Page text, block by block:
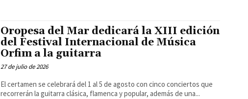
Oropesa del Mar dedicará la XIII edición
del Festival Internacional de Música
Orfim a la guitarra
27 de julio de 2026
El certamen se celebrará del 1 al 5 de agosto con cinco conciertos que
recorrerán la guitarra clásica, flamenca y popular, además de una...